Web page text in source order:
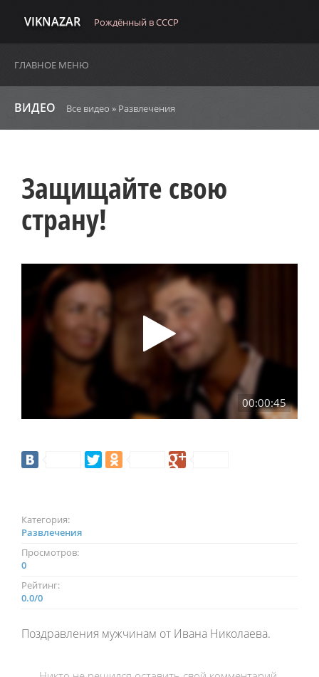
VIKNAZAR Рождённый в СССР
ГЛАВНОЕ МЕНЮ
ВИДЕО Все видео » Развлечения
Защищайте свою
страну!
00:00:45
Категория:
Развлечения
Просмотров:
0
Рейтинг:
0.0/0
Поздравления мужчинам от Ивана Николаева.